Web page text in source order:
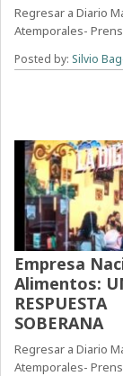
Regresar a Diario
Atemporales-
Posted by: Silvio
Empresa
Alimentos:
RESPUESTA
SOBERANA
Regresar a Diario
Atemporales-